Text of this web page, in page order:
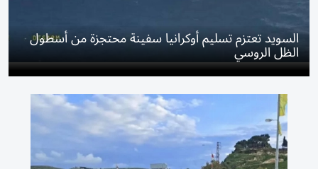
السويد تعتزم تسليم أوكرانيا سفينة محتجزة من أسطول
الظل الروسي